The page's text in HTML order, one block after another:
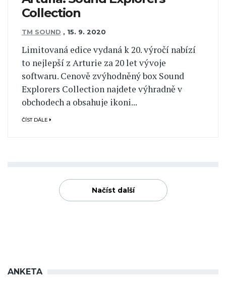
Collection
TM SOUND , 15. 9. 2020
Limitovaná edice vydaná k 20. výročí nabízí
to nejlepší z Arturie za 20 let vývoje
softwaru. Cenově zvýhodněný box Sound
Explorers Collection najdete výhradně v
obchodech a obsahuje ikoni...
ČÍST DÁLE
Načíst další
ANKETA